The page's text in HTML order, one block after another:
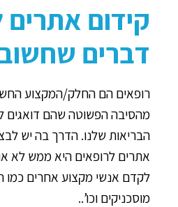
קידום אתרים
דברים
רופאים הם החלק/המקצוע
מהסיבה הפשוטה שהם דואגים
הבריאות שלנו. הדרך בה יש
אתרים לרופאים היא ממש לא
לקדם אנשי מקצוע אחרים כמו
מוסכניקים וכו’..